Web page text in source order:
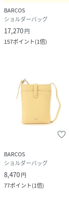
BARCOS
ショルダーバッグ
17,270円
157ポイント(1倍)
BARCOS
ショルダーバッグ
8,470円
77ポイント(1倍)